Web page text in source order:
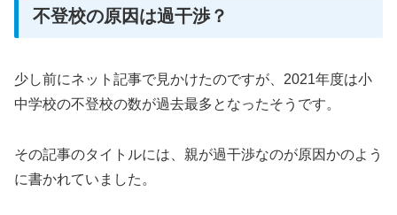
不登校の原因は過干渉？
少し前にネット記事で見かけたのですが、2021年度は小
中学校の不登校の数が過去最多となったそうです。
その記事のタイトルには、親が過干渉なのが原因かのよう
に書かれていました。